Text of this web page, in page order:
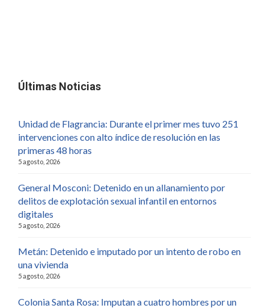
Últimas Noticias
Unidad de Flagrancia: Durante el primer mes tuvo 251
intervenciones con alto índice de resolución en las
primeras 48 horas
5 agosto, 2026
General Mosconi: Detenido en un allanamiento por
delitos de explotación sexual infantil en entornos
digitales
5 agosto, 2026
Metán: Detenido e imputado por un intento de robo en
una vivienda
5 agosto, 2026
Colonia Santa Rosa: Imputan a cuatro hombres por un